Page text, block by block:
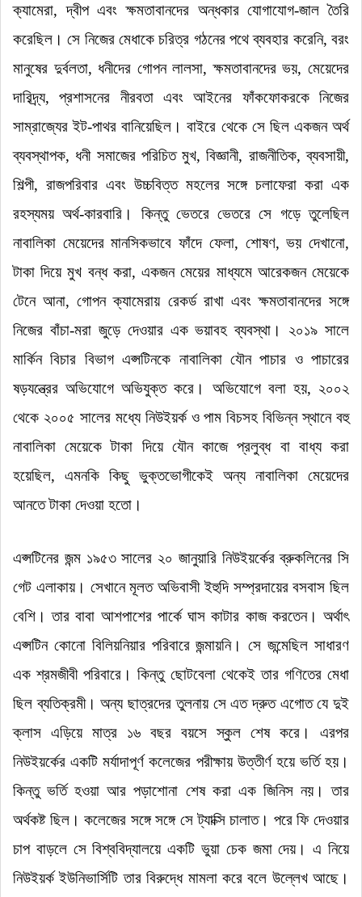
ক্যামেরা, দ্বীপ এবং ক্ষমতাবানদের অন্ধকার যোগাযোগ-জাল তৈরি
করেছিল ।সে নিজের মেধাকে চরিত্র গঠনের পথে ব্যবহার করেনি, বরং
মানুষের দুর্বলতা, ধনীদের গোপন লালসা, ক্ষমতাবানদের ভয়, মেয়েদের
দারিদ্র্য, প্রশাসনের নীরবতা এবং আইনের ফাঁকফোকরকে নিজের
সাম্রাজ্যের ইট-পাথর বানিয়েছিল ।বাইরে থেকে সে ছিল একজন অর্থ
ব্যবস্থাপক, ধনী সমাজের পরিচিত মুখ, বিজ্ঞানী, রাজনীতিক, ব্যবসায়ী,
শিল্পী, রাজপরিবার এবং উচ্চবিত্ত মহলের সঙ্গে চলাফেরা করা এক
রহস্যময় অর্থ-কারবারি । কিন্তু ভেতরে ভেতরে সে গড়ে তুলেছিল
নাবালিকা মেয়েদের মানসিকভাবে ফাঁদে ফেলা, শোষণ, ভয় দেখানো,
টাকা দিয়ে মুখ বন্ধ করা, একজন মেয়ের মাধ্যমে আরেকজন মেয়েকে
টেনে আনা, গোপন ক্যামেরায় রেকর্ড রাখা এবং ক্ষমতাবানদের সঙ্গে
নিজের বাঁচা-মরা জুড়ে দেওয়ার এক ভয়াবহ ব্যবস্থা । ২০১৯ সালে
মার্কিন বিচার বিভাগ এপ্সটিনকে নাবালিকা যৌন পাচার ও পাচারের
ষড়যন্ত্রের অভিযোগে অভিযুক্ত করে । অভিযোগে বলা হয়, ২০০২
থেকে ২০০৫ সালের মধ্যে নিউইয়র্ক ও পাম বিচসহ বিভিন্ন স্থানে বহু
নাবালিকা মেয়েকে টাকা দিয়ে যৌন কাজে প্রলুব্ধ বা বাধ্য করা
হয়েছিল, এমনকি কিছু ভুক্তভোগীকেই অন্য নাবালিকা মেয়েদের
আনতে টাকা দেওয়া হতো ।
এপ্সটিনের জন্ম ১৯৫৩ সালের ২০ জানুয়ারি নিউইয়র্কের ব্রুকলিনের সি
গেট এলাকায়। সেখানে মূলত অভিবাসী ইহুদি সম্প্রদায়ের বসবাস ছিল
বেশি ।তার বাবা আশপাশের পার্কে ঘাস কাটার কাজ করতেন।অর্থাৎ
এপ্সটিন কোনো বিলিয়নিয়ার পরিবারে জন্মায়নি।সে জন্মেছিল সাধারণ
এক শ্রমজীবী পরিবারে ।কিন্তু ছোটবেলা থেকেই তার গণিতের মেধা
ছিল ব্যতিক্রমী।অন্য ছাত্রদের তুলনায় সে এত দ্রুত এগোত যে দুই
ক্লাস এড়িয়ে মাত্র ১৬ বছর বয়সে স্কুল শেষ করে । এরপর
নিউইয়র্কের একটি মর্যাদাপূর্ণ কলেজের পরীক্ষায় উত্তীর্ণ হয়ে ভর্তি হয়।
কিন্তু ভর্তি হওয়া আর পড়াশোনা শেষ করা এক জিনিস নয়।তার
অর্থকষ্ট ছিল।কলেজের সঙ্গে সঙ্গে সে ট্যাক্সি চালাত। পরে ফি দেওয়ার
চাপ বাড়লে সে বিশ্ববিদ্যালয়ে একটি ভুয়া চেক জমা দেয়।এ নিয়ে
নিউইয়র্ক ইউনিভার্সিটি তার বিরুদ্ধে মামলা করে বলে উল্লেখ আছে ।